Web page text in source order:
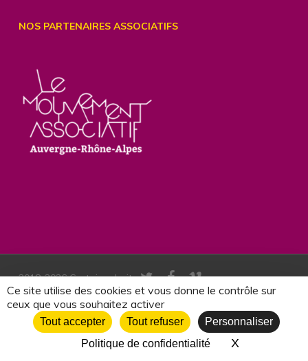
Ce site utilise des cookies et vous donne le contrôle sur
ceux que vous souhaitez activer
Tout accepter Tout refuser
Personnaliser
Politique de confidentialité
XMasquer le
NOS PARTENAIRES ASSOCIATIFS
2018-2026 Certains droits
réservés | Francas du
Rhône |mentions legales|
politique de confidentialité
twitterfacebook
vimeo